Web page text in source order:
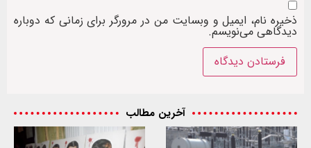
ذخیره نام، ایمیل و وبسایت من در مرورگر برای زمانی که دوباره
دیدگاهی می‌نویسم.
آخرین مطالب